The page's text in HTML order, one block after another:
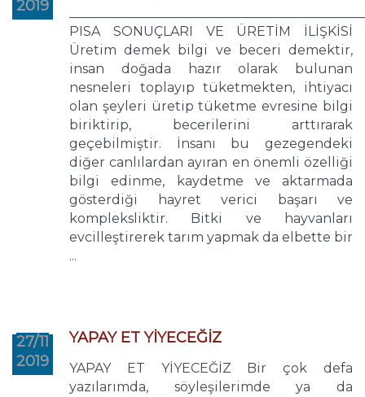
2019
PISA SONUÇLARI VE ÜRETİM İLİŞKİSİ
Üretim demek bilgi ve beceri demektir,
insan doğada hazır olarak bulunan
nesneleri toplayıp tüketmekten, ihtiyacı
olan şeyleri üretip tüketme evresine bilgi
biriktirip, becerilerini arttırarak
geçebilmiştir. İnsanı bu gezegendeki
diğer canlılardan ayıran en önemli özelliği
bilgi edinme, kaydetme ve aktarmada
gösterdiği hayret verici başarı ve
kompleksliktir. Bitki ve hayvanları
evcilleştirerek tarım yapmak da elbette bir
...
27/11
2019
YAPAY ET YİYECEĞİZ
YAPAY ET YİYECEĞİZ Bir çok defa
yazılarımda, söyleşilerimde ya da